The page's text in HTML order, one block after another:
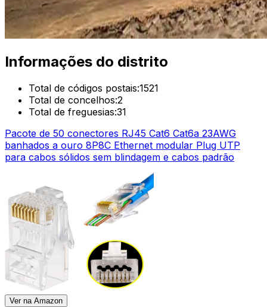
Informações do distrito
Total de códigos postais:1521
Total de concelhos:2
Total de freguesias:31
Pacote de 50 conectores RJ45 Cat6 Cat6a 23AWG
banhados a ouro 8P8C Ethernet modular Plug UTP
para cabos sólidos sem blindagem e cabos padrão
Ver na Amazon